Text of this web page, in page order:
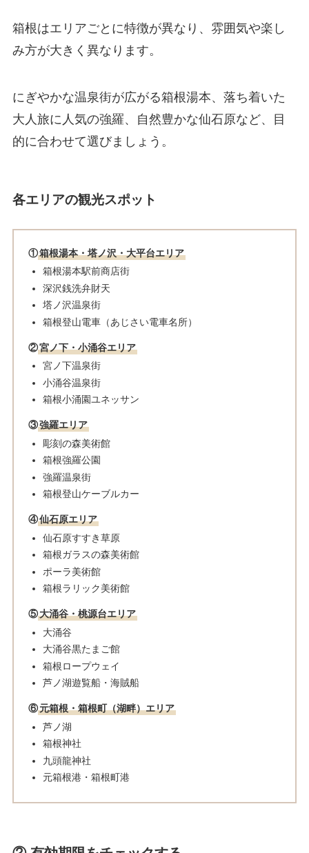
箱根はエリアごとに特徴が異なり、雰囲気や楽し
み方が大きく異なります。
にぎやかな温泉街が広がる箱根湯本、落ち着いた
大人旅に人気の強羅、自然豊かな仙石原など、目
的に合わせて選びましょう。
各エリアの観光スポット
①箱根湯本・塔ノ沢・大平台エリア
箱根湯本駅前商店街
深沢銭洗弁財天​
塔ノ沢温泉街​
箱根登山電車（あじさい電車名所）
②宮ノ下・小涌谷エリア
宮ノ下温泉街
小涌谷温泉街​
箱根小涌園ユネッサン
③強羅エリア
彫刻の森美術館
箱根強羅公園
強羅温泉街​
箱根登山ケーブルカー
④仙石原エリア
仙石原すすき草原
箱根ガラスの森美術館
ポーラ美術館
箱根ラリック美術館​
⑤大涌谷・桃源台エリア
大涌谷
大涌谷黒たまご館
箱根ロープウェイ
芦ノ湖遊覧船・海賊船
⑥元箱根・箱根町（湖畔）エリア
芦ノ湖
箱根神社
九頭龍神社​
元箱根港・箱根町港